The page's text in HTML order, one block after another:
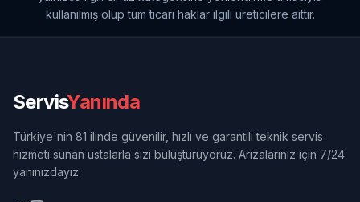
kullanılmış olup tüm ticari haklar ilgili üreticilere aittir.
ServisYanında
Türkiye'nin 81 ilinde güvenilir, hızlı ve garantili teknik servis
hizmeti sunan ustalarla sizi buluşturuyoruz. Arızalarınız için 7/24
yanınızdayız.